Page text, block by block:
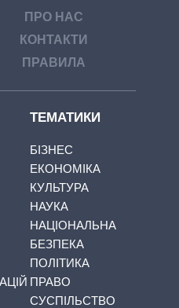
ПРО НАС
КОНТАКТИ
ПРАВИЛА
ТЕМАТИКИ
БІЗНЕС
ЕКОНОМІКА
КУЛЬТУРА
НАУКА
НАЦІОНАЛЬНА
БЕЗПЕКА
ПОЛІТИКА
ПРАВО
СУСПІЛЬСТВО